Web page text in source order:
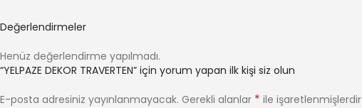
Değerlendirmeler
Henüz değerlendirme yapılmadı.
“YELPAZE DEKOR TRAVERTEN” için yorum yapan ilk kişi siz olun
E-posta adresiniz yayınlanmayacak. Gerekli alanlar * ile işaretlenmişlerdir